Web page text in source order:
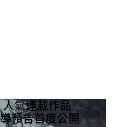
氣連載作品
預告首度公開